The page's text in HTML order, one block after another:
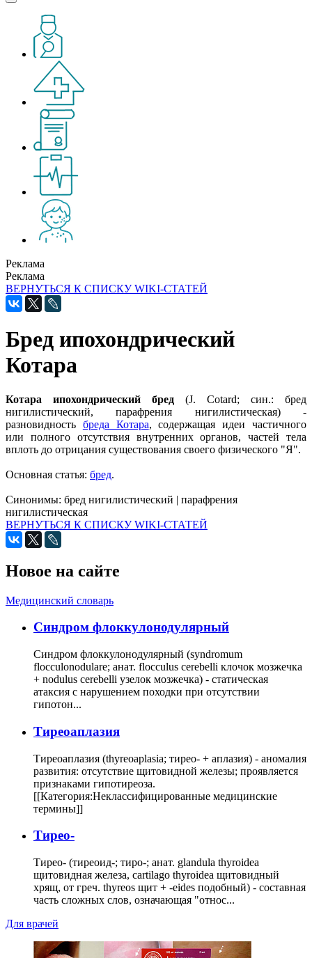
Реклама
Реклама
ВЕРНУТЬСЯ К СПИСКУ WIKI-СТАТЕЙ
Бред ипохондрический
Котара
Котара ипохондрический бред (J. Cotard; син.: бред
нигилистический, парафрения нигилистическая) -
разновидность бреда Котара, содержащая идеи частичного
или полного отсутствия внутренних органов, частей тела
вплоть до отрицания существования своего физического "Я".
Основная статья: бред.
Синонимы: бред нигилистический | парафрения
нигилистическая
ВЕРНУТЬСЯ К СПИСКУ WIKI-СТАТЕЙ
Новое на сайте
Медицинский словарь
Cиндром флоккулонодулярный
Синдром флоккулонодулярный (syndromum
flocculonodulare; анат. flocculus cerebelli клочок мозжечка
+ nodulus cerebelli узелок мозжечка) - статическая
атаксия с нарушением походки при отсутствии
гипотон...
Тиреоаплазия
Тиреоаплазия (thyreoaplasia; тирео- + аплазия) - аномалия
развития: отсутствие щитовидной железы; проявляется
признаками гипотиреоза.
[[Категория:Неклассифицированные медицинские
термины]]
Тирео-
Тирео- (тиреоид-; тиро-; анат. glandula thyroidea
щитовидная железа, cartilago thyroidea щитовидный
хрящ, от греч. thyreos щит + -eides подобный) - составная
часть сложных слов, означающая "относ...
Для врачей